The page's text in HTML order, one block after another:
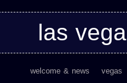
las
welcome & news vegas